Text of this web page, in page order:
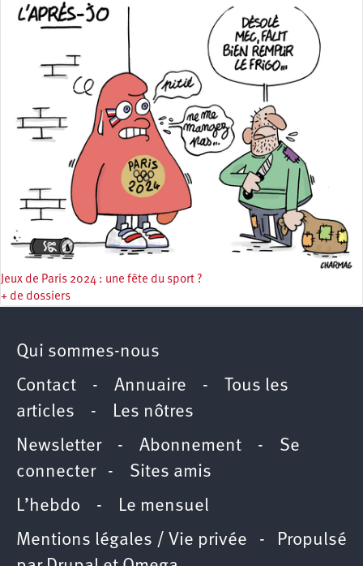
Jeux de Paris 2024 : une fête du sport ?
+ de dossiers
Qui sommes-nous
Contact - Annuaire -
Tous les
articles - Les nôtres
Newsletter- Abonnement - Se
connecter- Sites amis
L’hebdo - Le mensuel
Mentions légales / Vie privée - Propulsé